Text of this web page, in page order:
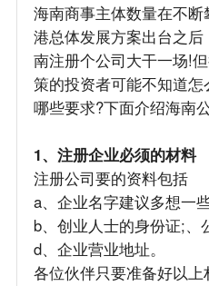
海南商事主体数量在不
港总体发展方案出台之
南注册个公司大干一场!
策的投资者可能不知道
哪些要求?下面介绍海南
1、注册企业必须的材料
注册公司要的资料包括
a、企业名字建议多想一
b、创业人士的身份证;、
d、企业营业地址。
各位伙伴只要准备好以